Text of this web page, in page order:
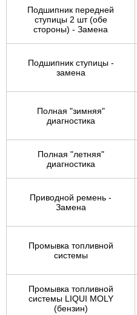
Подшипник передней
ступицы 2 шт (обе
стороны) - Замена
Подшипник ступицы -
замена
Полная "зимняя"
диагностика
Полная "летняя"
диагностика
Приводной ремень -
Замена
Промывка топливной
системы
Промывка топливной
системы LIQUI MOLY
(бензин)